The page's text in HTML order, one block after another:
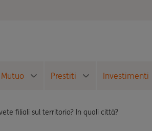
Mutuo Prestiti Investimenti
filiali sul territorio? In quali città?